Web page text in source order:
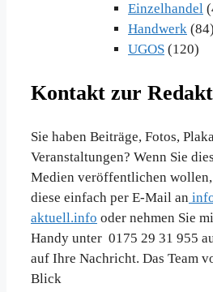
Einzelhandel
Handwerk (84)
UGOS (120)
Kontakt zur
Sie haben Beiträge, Fotos,
Veranstaltungen? Wenn Sie
Medien veröffentlichen wollen,
diese einfach per E-Mail an
aktuell.info oder nehmen Sie
Handy unter 0175 29 31 955
auf Ihre Nachricht. Das Team
Blick